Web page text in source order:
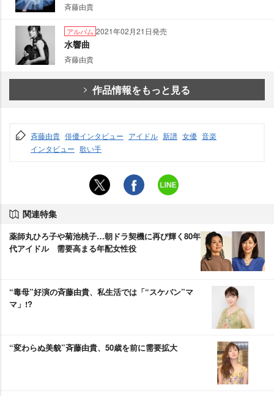
斉藤由貴
アルバム 2021年02月21日発売
水響曲
斉藤由貴
作品情報をもっと見る
斉藤由貴 俳優インタビュー アイドル 新譜 女優 音楽
インタビュー 歌い手
関連特集
薬師丸ひろ子や菊池桃子…朝ドラ契機に再び輝く80年
代アイドル 需要高まる年配女性役
“毒母”好演の斉藤由貴、私生活では「“スケバン”マ
マ」!?
“変わらぬ美貌”斉藤由貴、50歳を前に需要拡大